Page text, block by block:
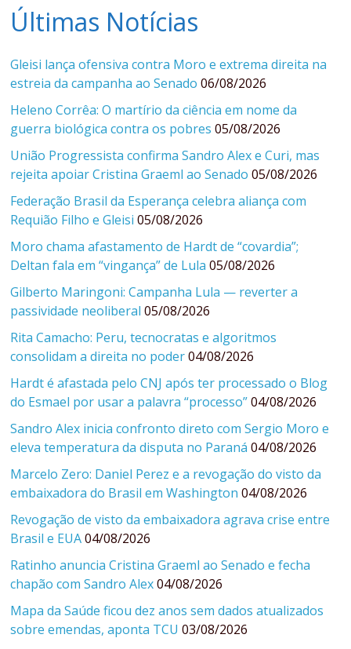
Últimas Notícias
Gleisi lança ofensiva contra Moro e extrema direita na
estreia da campanha ao Senado 06/08/2026
Heleno Corrêa: O martírio da ciência em nome da
guerra biológica contra os pobres 05/08/2026
União Progressista confirma Sandro Alex e Curi, mas
rejeita apoiar Cristina Graeml ao Senado 05/08/2026
Federação Brasil da Esperança celebra aliança com
Requião Filho e Gleisi 05/08/2026
Moro chama afastamento de Hardt de “covardia”;
Deltan fala em “vingança” de Lula 05/08/2026
Gilberto Maringoni: Campanha Lula — reverter a
passividade neoliberal 05/08/2026
Rita Camacho: Peru, tecnocratas e algoritmos
consolidam a direita no poder 04/08/2026
Hardt é afastada pelo CNJ após ter processado o Blog
do Esmael por usar a palavra “processo” 04/08/2026
Sandro Alex inicia confronto direto com Sergio Moro e
eleva temperatura da disputa no Paraná 04/08/2026
Marcelo Zero: Daniel Perez e a revogação do visto da
embaixadora do Brasil em Washington 04/08/2026
Revogação de visto da embaixadora agrava crise entre
Brasil e EUA 04/08/2026
Ratinho anuncia Cristina Graeml ao Senado e fecha
chapão com Sandro Alex 04/08/2026
Mapa da Saúde ficou dez anos sem dados atualizados
sobre emendas, aponta TCU 03/08/2026